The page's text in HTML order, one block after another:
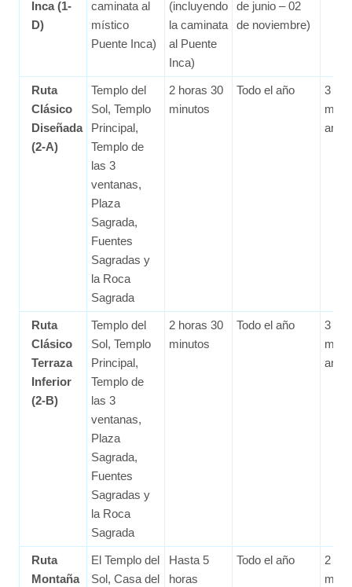
Inca (1-
D)
caminata al
místico
Puente Inca)
(incluyendo
la caminata
al Puente
Inca)
de junio – 02
de noviembre)
Ruta
Clásico
Diseñada
(2-A)
Templo del
Sol, Templo
Principal,
Templo de
las 3
ventanas,
Plaza
Sagrada,
Fuentes
Sagradas y
la Roca
Sagrada
2 horas 30
minutos
Todo el año
3
Ruta
Clásico
Terraza
Inferior
(2-B)
Templo del
Sol, Templo
Principal,
Templo de
las 3
ventanas,
Plaza
Sagrada,
Fuentes
Sagradas y
la Roca
Sagrada
2 horas 30
minutos
Todo el año
3
Ruta
Montaña
El Templo del
Sol, Casa del
Hasta 5
horas
Todo el año
2